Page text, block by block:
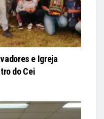
e Igreja
do Cei